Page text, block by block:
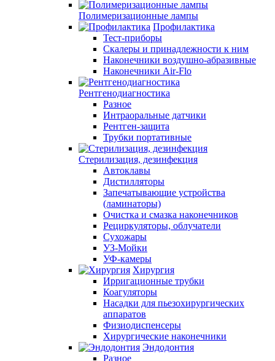
Полимеризационные лампы
Профилактика
Тест-приборы
Скалеры и принадлежности к ним
Наконечники воздушно-абразивные
Наконечники Air-Flo
Рентгенодиагностика
Разное
Интраоральные датчики
Рентген-защита
Трубки портативные
Стерилизация, дезинфекция
Автоклавы
Дистилляторы
Запечатывающие устройства
(ламинаторы)
Очистка и смазка наконечников
Рециркуляторы, облучатели
Сухожары
УЗ-Мойки
УФ-камеры
Хирургия
Ирригационные трубки
Коагуляторы
Насадки для пьезохирургических
аппаратов
Физиодиспенсеры
Хирургические наконечники
Эндодонтия
Разное